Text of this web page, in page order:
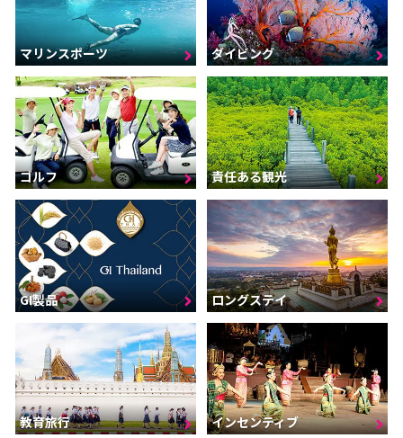
マリンスポーツ ダイビング
ゴルフ 責任ある観光
GI製品 ロングステイ
教育旅行 インセンティブ